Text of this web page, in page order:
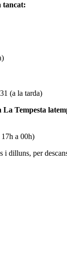
tancat:
(a la tarda)
Tempesta
a 00h)
i dilluns, per